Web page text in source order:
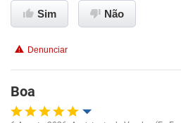
Recomenda esta empresa
Sim Não
Denunciar
Boa